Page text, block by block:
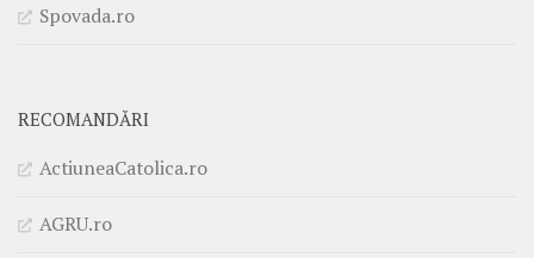
Spovada.ro
RECOMANDĂRI
ActiuneaCatolica.ro
AGRU.ro